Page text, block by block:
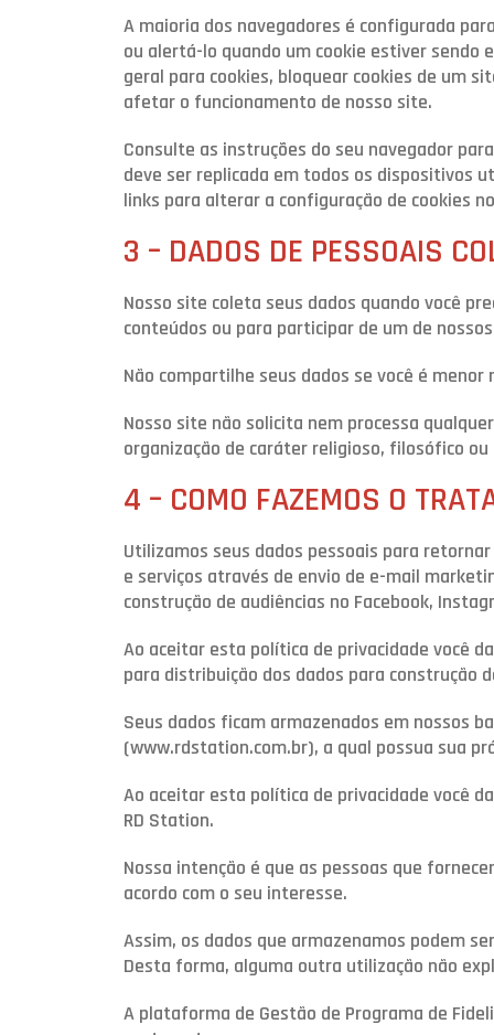
A maioria dos navegadores é configurada
ou alertá-lo quando um cookie estiver sendo
geral para cookies, bloquear cookies de um
afetar o funcionamento de nosso site.
Consulte as instruções do seu navegador
deve ser replicada em todos os dispositivos
links para alterar a configuração de cookies
3 – DADOS DE PESSOAIS
Nosso site coleta seus dados quando você
conteúdos ou para participar de um de
Não compartilhe seus dados se você é
Nosso site não solicita nem processa
organização de caráter religioso, filosófico
4 – COMO FAZEMOS O
Utilizamos seus dados pessoais para
e serviços através de envio de e-mail
construção de audiências no Facebook,
Ao aceitar esta política de privacidade você
para distribuição dos dados para construção
Seus dados ficam armazenados em nossos
(www.rdstation.com.br), a qual possua sua
Ao aceitar esta política de privacidade você
RD Station.
Nossa intenção é que as pessoas que
acordo com o seu interesse.
Assim, os dados que armazenamos podem
Desta forma, alguma outra utilização não
A plataforma de Gestão de Programa de